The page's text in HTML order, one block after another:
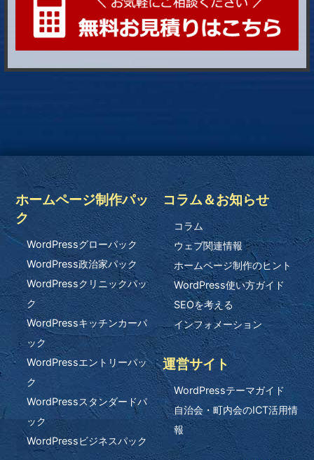
ホームページ制作パッ
ク
WordPressグローパック
WordPress政治家パック
WordPressクリニックパッ
ク
WordPressキッチンカーパ
ック
WordPressエントリーパッ
ク
WordPressスタンダードパ
ック
WordPressビジネスパック
コラム＆お知らせ
コラム
ウェブ関連情報
ホームページ制作のヒント
WordPress使い方ガイド
SEOを考える
インフォメーション
運営サイト
WordPressテーマガイド
自治会・町内会のICT活用情
報